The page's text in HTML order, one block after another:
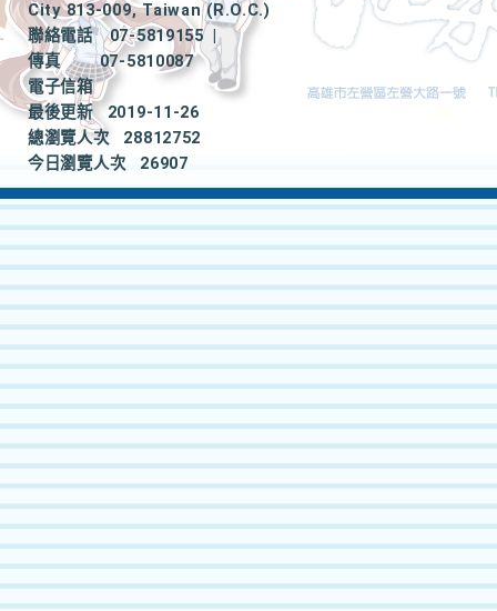
City 813-009, Taiwan (R.O.C.)
聯絡電話
07-5819155
|
傳真
07-5810087
電子信箱
最後更新
2019-11-26
總瀏覽人次
28812752
今日瀏覽人次
26907